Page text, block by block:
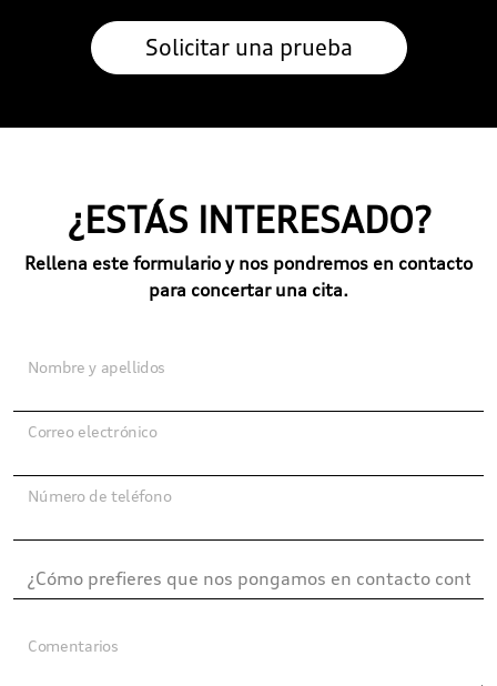
¿ESTÁS INTERESADO?
Rellena este formulario y nos pondremos en contacto
para concertar una cita.
Nombre y apellidos
Correo electrónico
Número de teléfono
Comentarios